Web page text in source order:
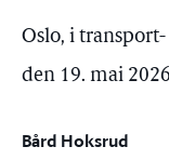
Oslo, i
den 19. mai 2026
Bård Hoksrud